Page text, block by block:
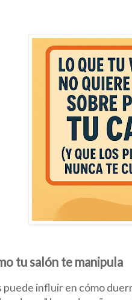
tu salón te manipula
puede influir en cómo